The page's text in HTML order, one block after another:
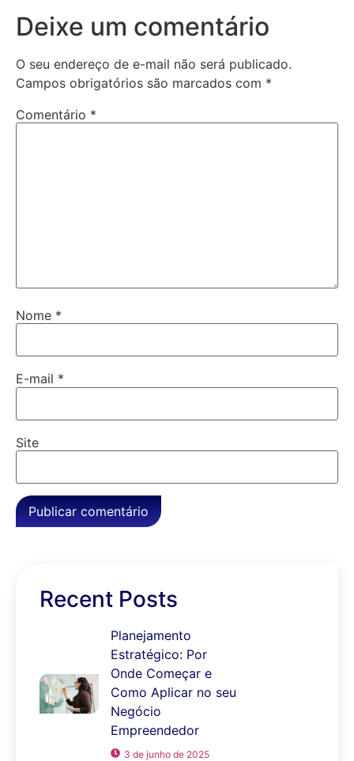
Deixe um comentário
O seu endereço de e-mail não será publicado.
Campos obrigatórios são marcados com *
Comentário *
Nome *
E-mail *
Site
Recent Posts
Planejamento
Estratégico: Por
Onde Começar e
Como Aplicar no seu
Negócio
Empreendedor
3 de junho de 2025